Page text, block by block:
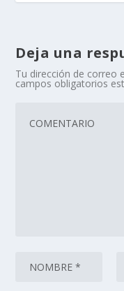
Deja una
Tu dirección de correo
campos obligatorios